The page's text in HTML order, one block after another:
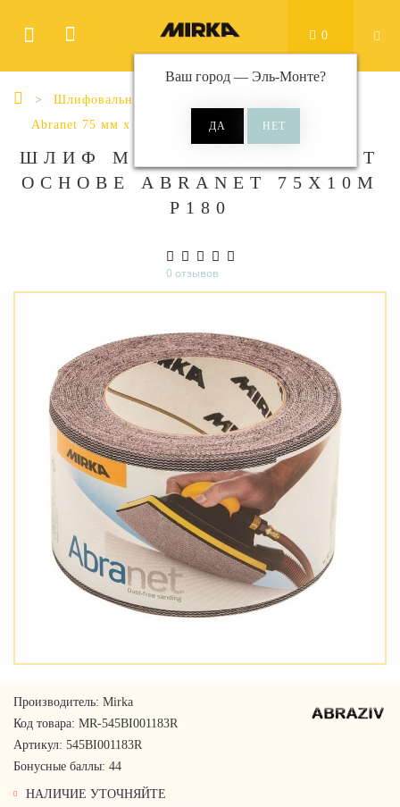
Ваш город — Эль-Монте?
0
Шлифовальные материалы
Abranet 75 мм x 10 м
ШЛИФ МАТ НА СЕТЧ СИНТ
ОСНОВЕ ABRANET 75Х10М
Р180
0 отзывов
Производитель: Mirka
Код товара: MR-545BI001183R
Артикул: 545BI001183R
Бонусные баллы: 44
НАЛИЧИЕ УТОЧНЯЙТЕ